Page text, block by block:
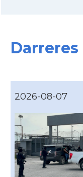
2026-08-07